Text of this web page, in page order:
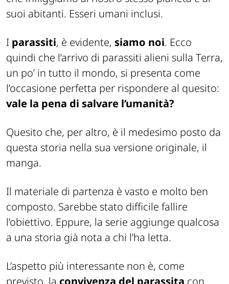
suoi abitanti. Esseri umani inclusi.
I parassiti, è evidente, siamo noi. Ecco
quindi che l’arrivo di parassiti alieni sulla Terra,
un po’ in tutto il mondo, si presenta come
l’occasione perfetta per rispondere al quesito:
vale la pena di salvare l’umanità?
Quesito che, per altro, è il medesimo posto da
questa storia nella sua versione originale, il
manga.
Il materiale di partenza è vasto e molto ben
composto. Sarebbe stato difficile fallire
l’obiettivo. Eppure, la serie aggiunge qualcosa
a una storia già nota a chi l’ha letta.
L’aspetto più interessante non è, come
previsto, la convivenza del parassita con